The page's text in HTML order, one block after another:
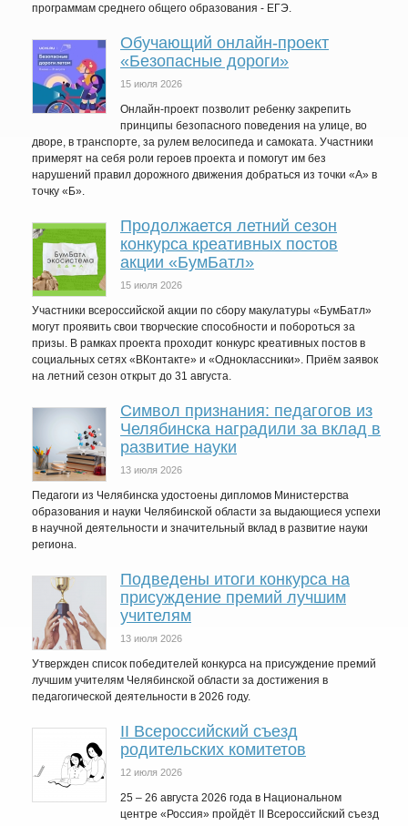
программам среднего общего образования - ЕГЭ.
Обучающий онлайн-проект
«Безопасные дороги»
15 июля 2026
Онлайн-проект позволит ребенку закрепить
принципы безопасного поведения на улице, во
дворе, в транспорте, за рулем велосипеда и самоката. Участники
примерят на себя роли героев проекта и помогут им без
нарушений правил дорожного движения добраться из точки «А» в
точку «Б».
Продолжается летний сезон
конкурса креативных постов
акции «БумБатл»
15 июля 2026
Участники всероссийской акции по сбору макулатуры «БумБатл»
могут проявить свои творческие способности и побороться за
призы. В рамках проекта проходит конкурс креативных постов в
социальных сетях «ВКонтакте» и «Одноклассники». Приём заявок
на летний сезон открыт до 31 августа.
Символ признания: педагогов из
Челябинска наградили за вклад в
развитие науки
13 июля 2026
Педагоги из Челябинска удостоены дипломов Министерства
образования и науки Челябинской области за выдающиеся успехи
в научной деятельности и значительный вклад в развитие науки
региона.
Подведены итоги конкурса на
присуждение премий лучшим
учителям
13 июля 2026
Утвержден список победителей конкурса на присуждение премий
лучшим учителям Челябинской области за достижения в
педагогической деятельности в 2026 году.
II Всероссийский съезд
родительских комитетов
12 июля 2026
25 – 26 августа 2026 года в Национальном
центре «Россия» пройдёт II Всероссийский съезд